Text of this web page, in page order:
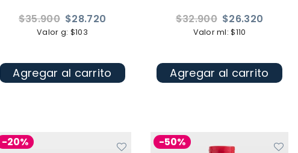
Precio
habitual
$35.900 $28.720
Valor g: $103
Agregar al carrito
Precio
habitual
$32.900 $26.320
Valor ml: $110
Agregar al carrito
-20% -50%